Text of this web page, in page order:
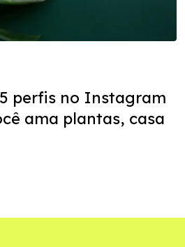
perfis no Instagram
ama plantas, casa